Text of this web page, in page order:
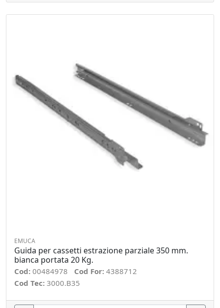
EMUCA
Guida per cassetti estrazione parziale 350 mm.
bianca portata 20 Kg.
Cod: 00484978 Cod For: 4388712
Cod Tec: 3000.B35